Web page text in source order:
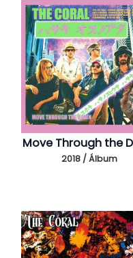
Move Through the
2018 / Álbum